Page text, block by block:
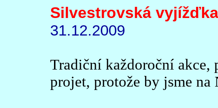
Silvestrovská vyjížďka
31.12.2009
Tradiční každoroční akce,
projet, protože by jsme